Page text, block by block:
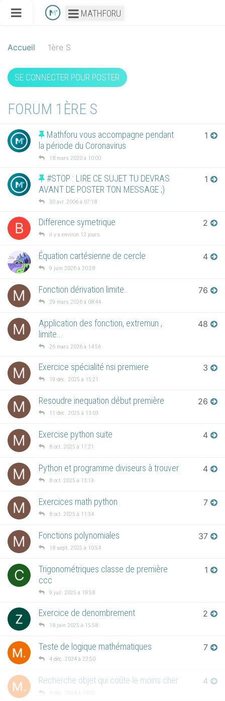
MATHFORU
Accueil 1ère S
SE CONNECTER POUR POSTER
FORUM 1ÈRE S
Mathforu vous accompagne pendant
la période du Coronavirus
18 mars 2020 à 10:00
1
#STOP : LIRE CE SUJET TU DEVRAS
AVANT DE POSTER TON MESSAGE ;)
30 avr. 2006 à 07:18
1
B Difference symetrique
il y a environ 12 jours
2
Équation cartésienne de cercle
9 juin 2026 à 20:28
4
M Fonction dérivation limite..
29 mars 2026 à 08:44
76
M
Application des fonction, extremun ,
limite...
26 mars 2026 à 14:56
48
M Exercice spécialité nsi premiere
19 déc. 2025 à 15:21
3
M Resoudre inequation début première
11 déc. 2025 à 13:03
26
M Exercise python suite
8 oct. 2025 à 17:21
4
M Python et programme diviseurs à trouver
8 oct. 2025 à 13:13
4
M Exercices math python
8 oct. 2025 à 11:34
7
M Fonctions polynomiales
18 sept. 2025 à 10:54
37
C
Trigonométriques classe de première
ccc
9 juil. 2025 à 19:58
1
Exercice de denombrement
18 juin 2025 à 15:58
2
Teste de logique mathématiques
4 déc. 2024 à 22:50
7
Recherche objet qui coûte le moins cher
4 déc. 2024 à 10:02
4